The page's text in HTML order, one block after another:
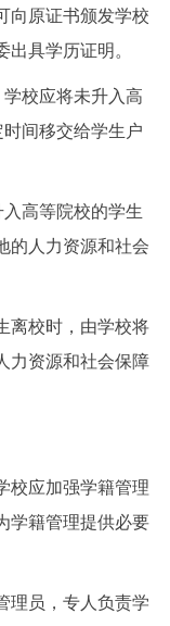
原证书颁发学校
具学历证明。
校应将未升入高
间移交给学生户
高等院校的学生
的人力资源和社会
校时，由学校将
力资源和社会保障
校应加强学籍管理
学籍管理提供必要
员，专人负责学